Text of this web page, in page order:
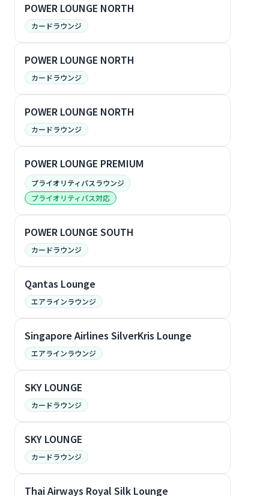
POWER LOUNGE NORTH
カードラウンジ
POWER LOUNGE NORTH
カードラウンジ
POWER LOUNGE NORTH
カードラウンジ
POWER LOUNGE PREMIUM
プライオリティパスラウンジ
プライオリティパス対応
POWER LOUNGE SOUTH
カードラウンジ
Qantas Lounge
エアラインラウンジ
Singapore Airlines SilverKris Lounge
エアラインラウンジ
SKY LOUNGE
カードラウンジ
SKY LOUNGE
カードラウンジ
Thai Airways Royal Silk Lounge